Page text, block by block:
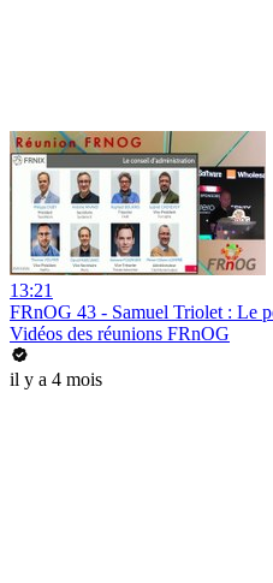
13:21
FRnOG 43 - Samuel Triolet : Le
Vidéos des réunions FRnOG
il y a 4 mois